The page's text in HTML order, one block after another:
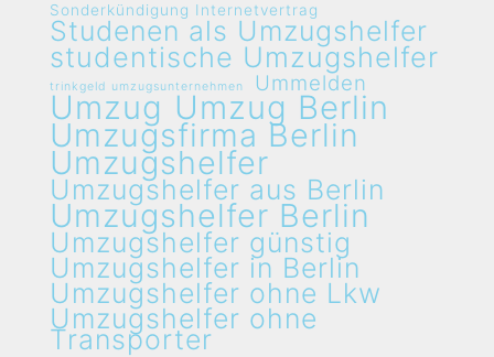
Sonderkündigung Internetvertrag
Studenen als Umzugshelfer
studentische Umzugshelfer
trinkgeld umzugsunternehmen Ummelden
Umzug Umzug Berlin
Umzugsfirma Berlin
Umzugshelfer
Umzugshelfer aus Berlin
Umzugshelfer Berlin
Umzugshelfer günstig
Umzugshelfer in Berlin
Umzugshelfer ohne Lkw
Umzugshelfer ohne
Transporter